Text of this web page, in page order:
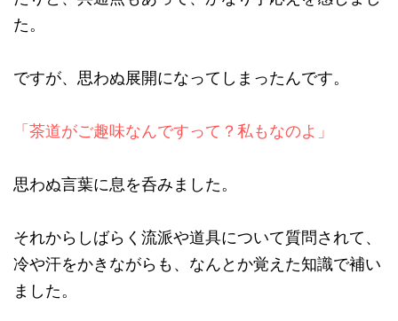
た。
ですが、思わぬ展開になってしまったんです。
「茶道がご趣味なんですって？私もなのよ」
思わぬ言葉に息を呑みました。
それからしばらく流派や道具について質問されて、
冷や汗をかきながらも、なんとか覚えた知識で補い
ました。